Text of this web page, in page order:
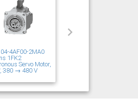
4AF00-2MA0
1FK2
Servo Motor,
380 → 480 V